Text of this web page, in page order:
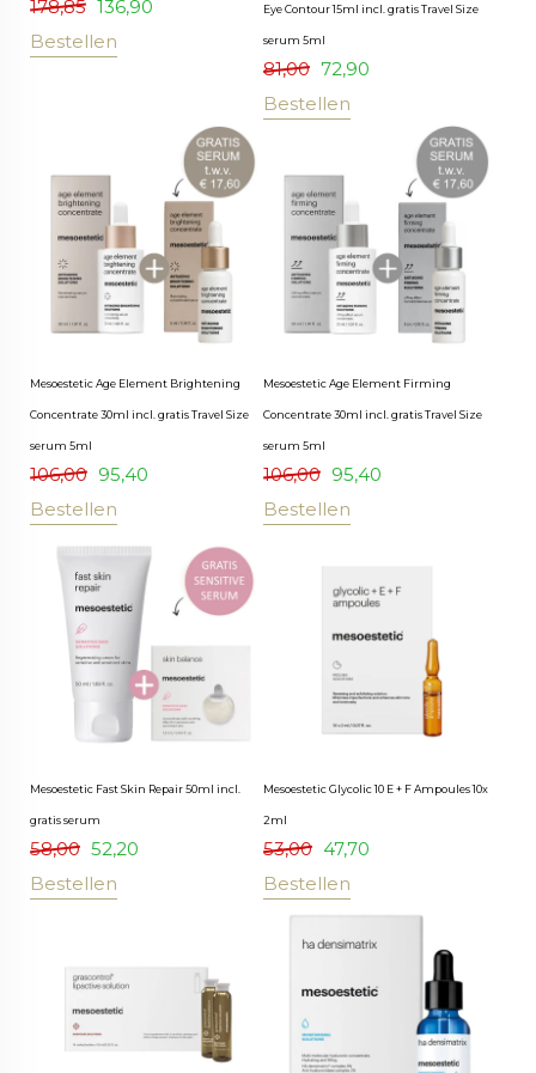
178,85 136,90
Bestellen
Eye Contour 15ml incl. gratis Travel Size
serum 5ml
81,00 72,90
Bestellen
Mesoestetic Age Element Brightening
Concentrate 30ml incl. gratis Travel Size
serum 5ml
106,00 95,40
Bestellen
Mesoestetic Age Element Firming
Concentrate 30ml incl. gratis Travel Size
serum 5ml
106,00 95,40
Bestellen
Mesoestetic Fast Skin Repair 50ml incl.
gratis serum
58,00 52,20
Bestellen
Mesoestetic Glycolic 10 E + F Ampoules 10x
2ml
53,00 47,70
Bestellen